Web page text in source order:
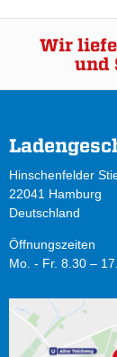
Wir
und
Hinschenfelder
22041 Hamburg
Deutschland
Öffnungszeiten
Mo. - Fr. 8.30 –